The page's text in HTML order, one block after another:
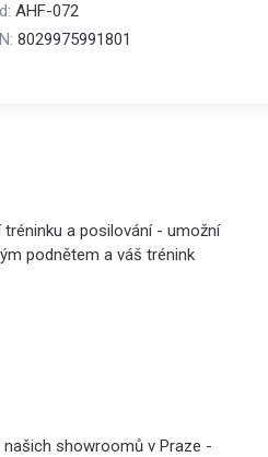
AHF-072
8029975991801
a posilování - umožní
podnětem a váš trénink
showroomů v Praze -